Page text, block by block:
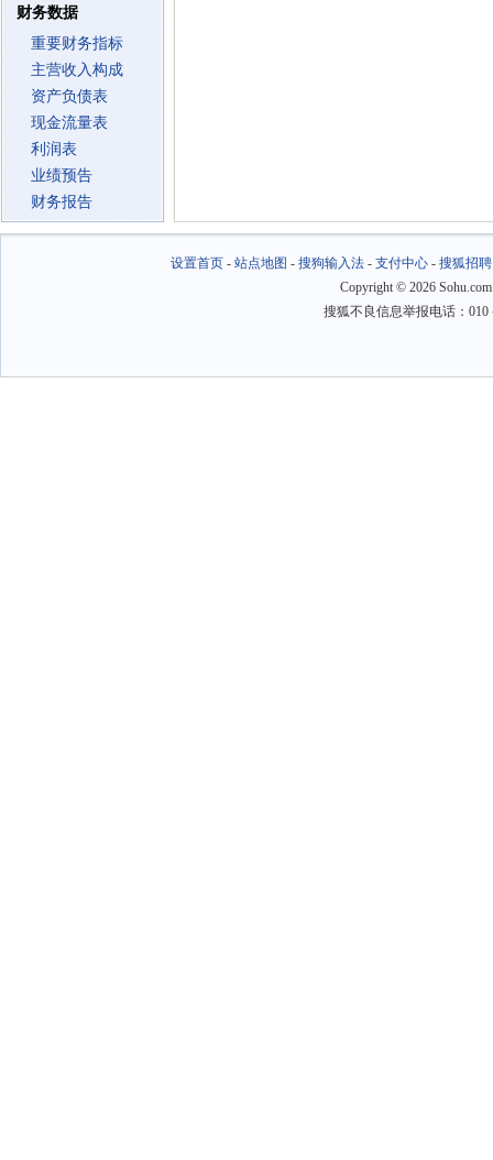
财务数据
重要财务指标
主营收入构成
资产负债表
现金流量表
利润表
业绩预告
财务报告
设置首页- 站点地图 - 搜狗输入法- 支付中心- 搜狐招聘
Copyright © 2026
搜狐不良信息举报电话：010